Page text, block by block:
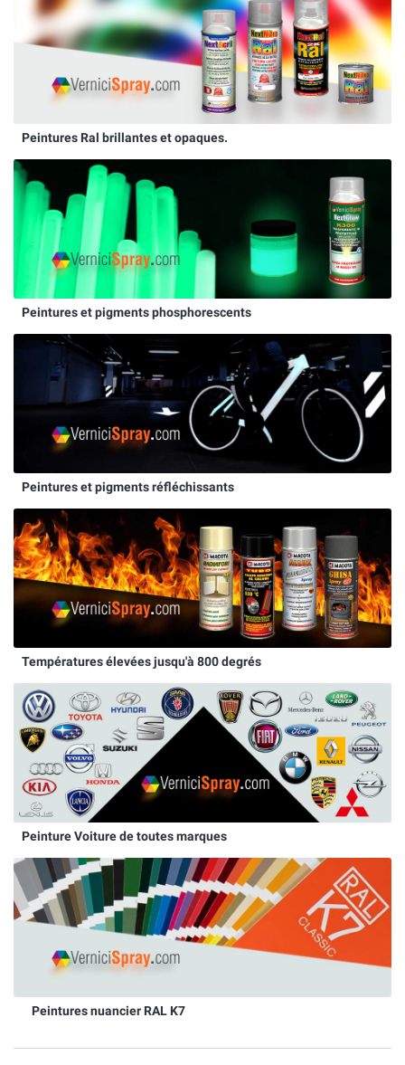
Peintures Ral brillantes et opaques.
Peintures et pigments phosphorescents
Peintures et pigments réfléchissants
Températures élevées jusqu'à 800 degrés
Peinture Voiture de toutes marques
Peintures nuancier RAL K7